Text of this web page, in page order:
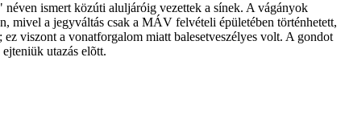
ismert közúti aluljáróig vezettek a sínek. A vágányok
mivel a jegyváltás csak a MÁV felvételi épületében történhetett,
viszont a vonatforgalom miatt balesetveszélyes volt. A gondot
utazás elõtt.